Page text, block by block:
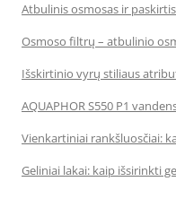
Atbulinis osmosas ir
Osmoso filtrų – atbulinio
Išskirtinio vyrų stiliaus
AQUAPHOR S550 P1
Vienkartiniai rankšluosčiai:
Geliniai lakai: kaip išsirinkti